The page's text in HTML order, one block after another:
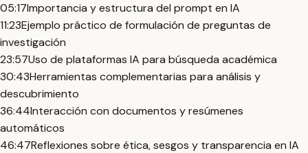
05:17Importancia y estructura del prompt en IA
11:23Ejemplo práctico de formulación de preguntas de
investigación
23:57Uso de plataformas IA para búsqueda académica
30:43Herramientas complementarias para análisis y
descubrimiento
36:44Interacción con documentos y resúmenes
automáticos
46:47Reflexiones sobre ética, sesgos y transparencia en IA